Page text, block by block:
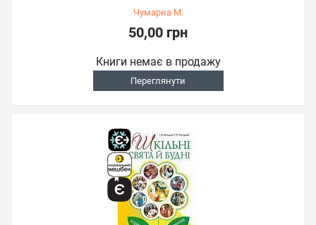
Чумарна М.
50,00 грн
Книги немає в продажу
Переглянути